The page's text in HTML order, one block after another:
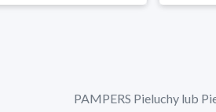
PAMPERS Pieluchy lub